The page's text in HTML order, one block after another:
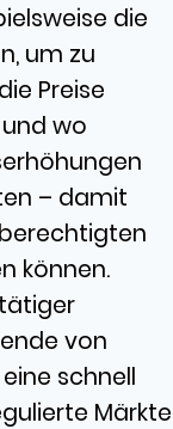
die
um zu
Preise
wo
– damit
können.
von
schnell
Märkte